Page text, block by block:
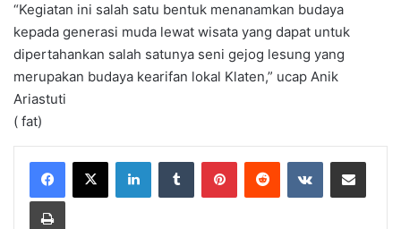
“Kegiatan ini salah satu bentuk menanamkan budaya
kepada generasi muda lewat wisata yang dapat untuk
dipertahankan salah satunya seni gejog lesung yang
merupakan budaya kearifan lokal Klaten,” ucap Anik
Ariastuti
( fat)